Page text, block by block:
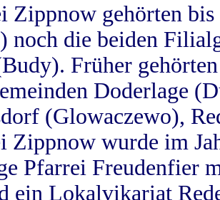
Zippnow gehörten
noch die beiden
Früher
Doderlage
(Glowaczewo),
Zippnow wurde im
Pfarrei Freudenfier
ein Lokalvikariat